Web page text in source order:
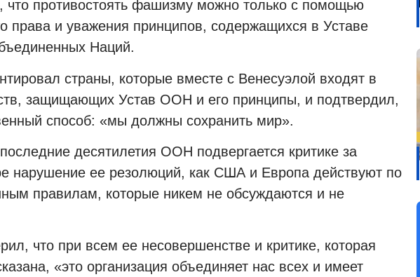
что противостоять фашизму можно только с помощью
права и уважения принципов, содержащихся в Уставе
Наций.
страны, которые вместе с Венесуэлой входят в
защищающих Устав ООН и его принципы, и подтвердил,
способ: «мы должны сохранить мир».
десятилетия ООН подвергается критике за
нарушение ее резолюций, как США и Европа действуют по
правилам, которые никем не обсуждаются и не
что при всем ее несовершенстве и критике, которая
«это организация объединяет нас всех и имеет